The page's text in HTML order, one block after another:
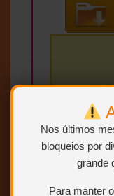
Nos últimos
bloqueios por
grande
Para manter
SEM